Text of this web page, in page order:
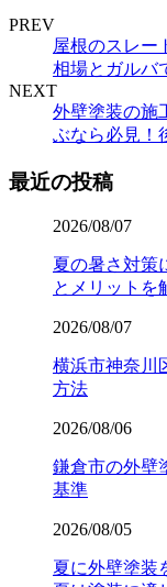
PREV
屋根のスレー
相場とガルバ
NEXT
外壁塗装の施
ぶなら必見！
最近の投稿
2026/08/07
夏の暑さ対策
とメリットを
2026/08/07
横浜市神奈川
方法
2026/08/06
鎌倉市の外壁
基準
2026/08/05
夏に外壁塗装